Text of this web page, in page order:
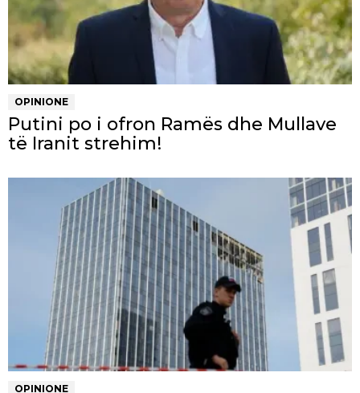
OPINIONE
Putini po i ofron Ramës dhe Mullave
të Iranit strehim!
OPINIONE